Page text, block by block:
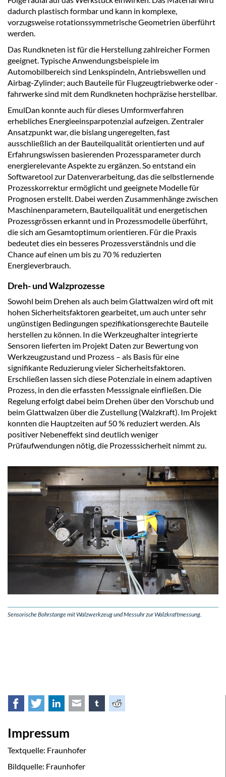
dadurch plastisch formbar und kann in komplexe,
vorzugsweise rotationssymmetrische Geometrien überführt
werden.
Das Rundkneten ist für die Herstellung zahlreicher Formen
geeignet. Typische Anwendungsbeispiele im
Automobilbereich sind Lenkspindeln, Antriebswellen und
Airbag-Zylinder; auch Bauteile für Flugzeugtriebwerke oder -
fahrwerke sind mit dem Rundkneten hochpräzise herstellbar.
EmulDan konnte auch für dieses Umformverfahren
erhebliches Energieeinsparpotenzial aufzeigen. Zentraler
Ansatzpunkt war, die bislang ungeregelten, fast
ausschließlich an der Bauteilqualität orientierten und auf
Erfahrungswissen basierenden Prozessparameter durch
energierelevante Aspekte zu ergänzen. So entstand ein
Softwaretool zur Datenverarbeitung, das die selbstlernende
Prozesskorrektur ermöglicht und geeignete Modelle für
Prognosen erstellt. Dabei werden Zusammenhänge zwischen
Maschinenparametern, Bauteilqualität und energetischen
Prozessgrössen erkannt und in Prozessmodelle überführt,
die sich am Gesamtoptimum orientieren. Für die Praxis
bedeutet dies ein besseres Prozessverständnis und die
Chance auf einen um bis zu 70 % reduzierten
Energieverbrauch.
Dreh- und Walzprozesse
Sowohl beim Drehen als auch beim Glattwalzen wird oft mit
hohen Sicherheitsfaktoren gearbeitet, um auch unter sehr
ungünstigen Bedingungen spezifikationsgerechte Bauteile
herstellen zu können. In die Werkzeughalter integrierte
Sensoren lieferten im Projekt Daten zur Bewertung von
Werkzeugzustand und Prozess – als Basis für eine
signifikante Reduzierung vieler Sicherheitsfaktoren.
Erschließen lassen sich diese Potenziale in einem adaptiven
Prozess, in den die erfassten Messsignale einfließen. Die
Regelung erfolgt dabei beim Drehen über den Vorschub und
beim Glattwalzen über die Zustellung (Walzkraft). Im Projekt
konnten die Hauptzeiten auf 50 % reduziert werden. Als
positiver Nebeneffekt sind deutlich weniger
Prüfaufwendungen nötig, die Prozesssicherheit nimmt zu.
Sensorische Bohrstange mit Walzwerkzeug und Messuhr zur Walzkraftmessung.
Facebook
TwitterLinkedInE-mail tumblrReddit
Impressum
Textquelle: Fraunhofer
Bildquelle: Fraunhofer